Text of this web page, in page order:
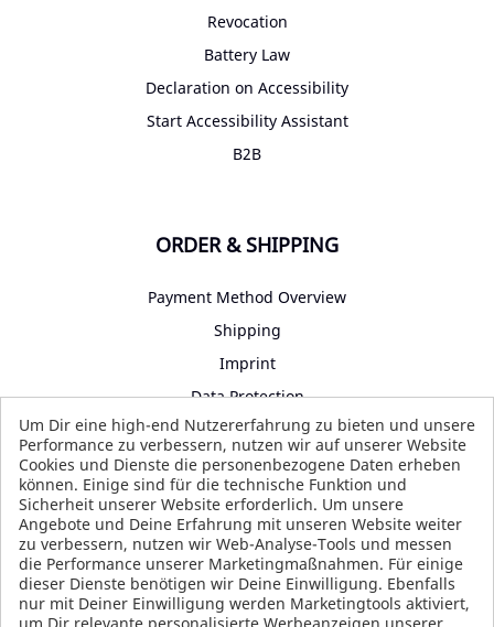
Revocation
Battery Law
Declaration on Accessibility
Start Accessibility Assistant
B2B
ORDER & SHIPPING
Payment Method Overview
Shipping
Imprint
Data Protection
Terms and Conditions
SOCIAL MEDIA
Um Dir eine high-end Nutzererfahrung zu bieten und unsere
Performance zu verbessern, nutzen wir auf unserer Website
Cookies und Dienste die personenbezogene Daten erheben
können. Einige sind für die technische Funktion und
Sicherheit unserer Website erforderlich. Um unsere
Angebote und Deine Erfahrung mit unseren Website weiter
zu verbessern, nutzen wir Web-Analyse-Tools und messen
die Performance unserer Marketingmaßnahmen. Für einige
dieser Dienste benötigen wir Deine Einwilligung. Ebenfalls
nur mit Deiner Einwilligung werden Marketingtools aktiviert,